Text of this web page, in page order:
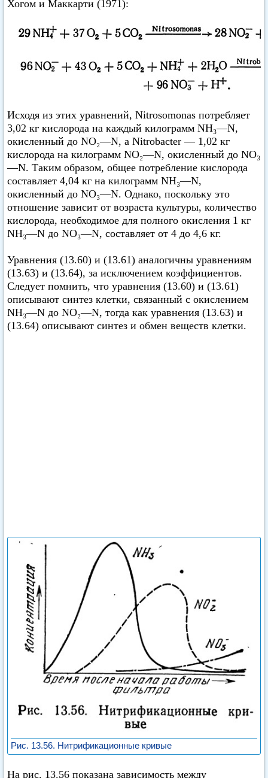
Хогом и Маккарти (1971):
Исходя из этих уравнений, Nitrosomonas потребляет
3,02 кг кислорода на каждый килограмм NH₃—N,
окисленный до NO₂—N, a Nitrobacter — 1,02 кг
кислорода на килограмм NO₂—N, окисленный до NO₃
—N. Таким образом, общее потребление кислорода
составляет 4,04 кг на килограмм NH₃—N,
окисленный до NO₃—N. Однако, поскольку это
отношение зависит от возраста культуры, количество
кислорода, необходимое для полного окисления 1 кг
NH₃—N до NO₃—N, составляет от 4 до 4,6 кг.
Уравнения (13.60) и (13.61) аналогичны уравнениям
(13.63) и (13.64), за исключением коэффициентов.
Следует помнить, что уравнения (13.60) и (13.61)
описывают синтез клетки, связанный с окислением
NH₃—N до NO₂—N, тогда как уравнения (13.63) и
(13.64) описывают синтез и обмен веществ клетки.
Рис. 13.56. Нитрификационные кривые
На рис. 13.56 показана зависимость между